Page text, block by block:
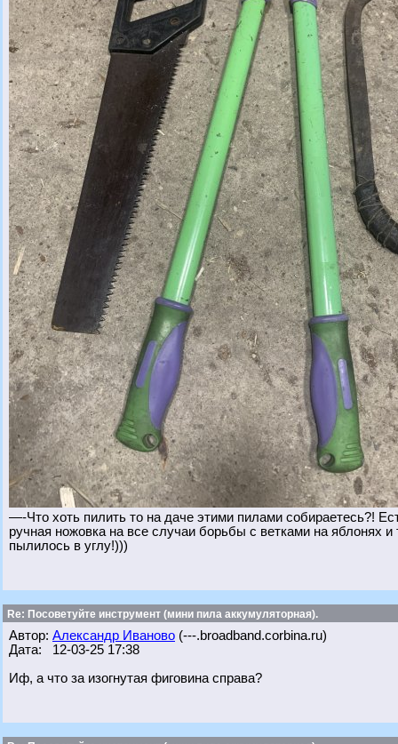
—-Что хоть пилить то на даче этими пилами собираетесь?!
ручная ножовка на все случаи борьбы с ветками на
пылилось в углу!)))
Re: Посоветуйте инструмент (мини пила аккумуляторная).
Автор: Александр Иваново (---.broadband.corbina.ru)
Дата: 12-03-25 17:38
Иф, а что за изогнутая фиговина справа?